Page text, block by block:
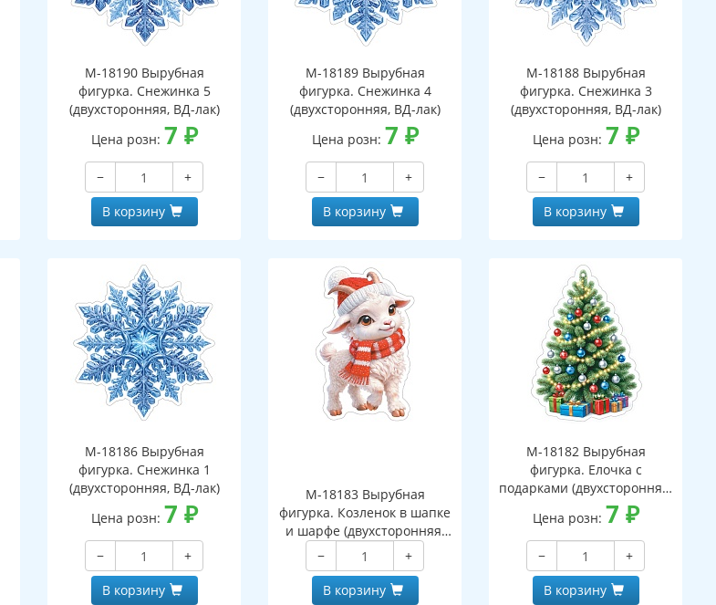
М-18190 Вырубная
фигурка. Снежинка 5
(двухсторонняя, ВД-лак)
Цена розн: 7 ₽
−
+
В корзину
М-18189 Вырубная
фигурка. Снежинка 4
(двухсторонняя, ВД-лак)
Цена розн: 7 ₽
−
+
В корзину
М-18188 Вырубная
фигурка. Снежинка 3
(двухсторонняя, ВД-лак)
Цена розн: 7 ₽
−
+
В корзину
М-18186 Вырубная
фигурка. Снежинка 1
(двухсторонняя, ВД-лак)
Цена розн: 7 ₽
−
+
В корзину
М-18183 Вырубная
фигурка. Козленок в шапке
и шарфе (двухсторонняя,
ВД-лак)
−
+
В корзину
М-18182 Вырубная
фигурка. Елочка с
подарками (двухсторонняя,
ВД-лак)
Цена розн: 7 ₽
−
+
В корзину